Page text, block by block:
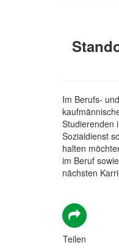
Im Berufs-
Studierenden
Sozialdienst
halten
im Beruf
nächsten
Teilen